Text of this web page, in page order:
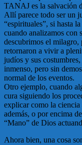
TANAJ es la salvación
Allí parece todo ser un
“espirituales”, si hasta
cuando analizamos con
descubrimos el milagro,
retornaron a vivir a
judíos y sus
inmenso, pero sin
normal de los eventos.
Otro ejemplo, cuando
cura siguiendo los
explicar como la ciencia
además, o por encima
“Mano” de Dios
Ahora bien, una cosa